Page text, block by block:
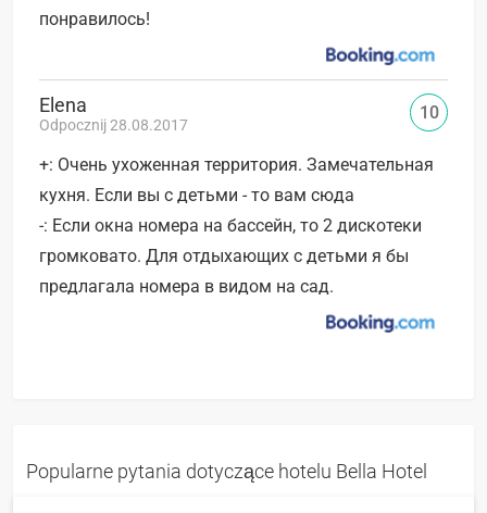
понравилось!
Elena
Odpocznij 28.08.2017
+: Очень ухоженная территория. Замечательная
кухня. Если вы с детьми - то вам сюда
-: Если окна номера на бассейн, то 2 дискотеки
громковато. Для отдыхающих с детьми я бы
предлагала номера в видом на сад.
10
Popularne pytania dotyczące hotelu Bella Hotel